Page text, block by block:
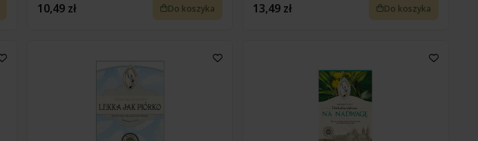
10,49 zł Do koszyka 13,49 zł Do koszyka